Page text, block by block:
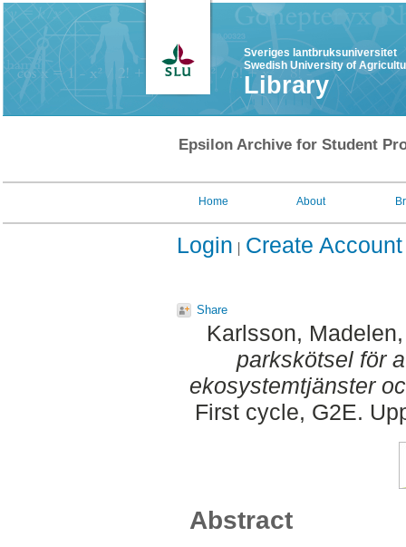
Sveriges lantbruksuniversitet
Swedish University of
Library
Epsilon Archive for Student
Home About
Login Create Account
Share
Karlsson, Madelen
parkskötsel för
ekosystemtjänster
First cycle, G2E.
Abstract